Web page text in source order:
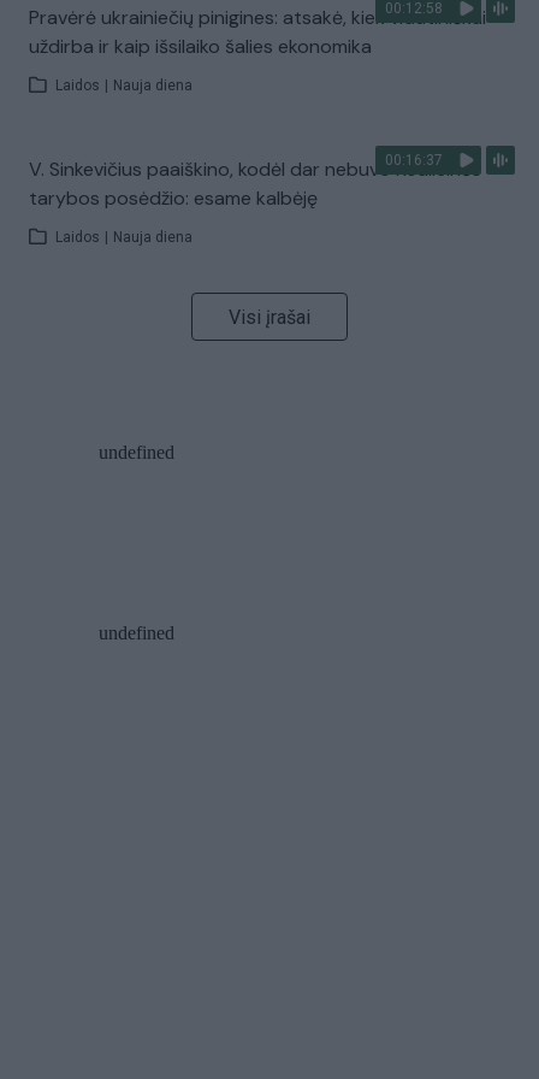
00:12:58
Pravėrė ukrainiečių pinigines: atsakė, kiek vidutiniškai
uždirba ir kaip išsilaiko šalies ekonomika
Laidos Nauja diena
00:16:37
V. Sinkevičius paaiškino, kodėl dar nebuvo Koalicinės
tarybos posėdžio: esame kalbėję
Laidos Nauja diena
Visi įrašai